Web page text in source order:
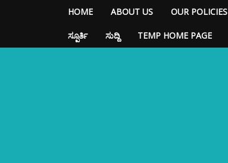
HOME ABOUT US OUR POLICIES
ಸ್ಪೂರ್ತಿ ಸುದ್ದಿ TEMP HOME PAGE